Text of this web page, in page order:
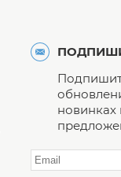
новинках